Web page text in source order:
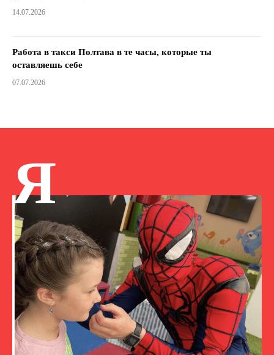
14.07.2026
Работа в такси Полтава в те часы, которые ты
оставляешь себе
07.07.2026
Я